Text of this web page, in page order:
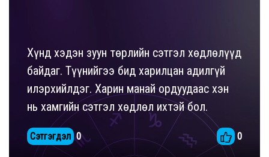
Хүнд хэдэн зуун төрлийн сэтгэл хөдлөлүүд
байдаг. Түүнийгээ бид харилцан адилгүй
илэрхийлдэг. Харин манай ордуудаас хэн
нь хамгийн сэтгэл хөдлөл ихтэй бол.
Сэтгэгдэл 0 0